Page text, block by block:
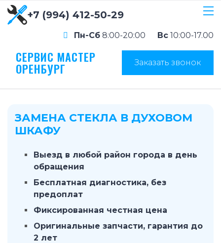
+7 (994) 412-50-29
Пн-Сб 8:00-20:00 Вс 10:00-17.00
СЕРВИС МАСТЕР
ОРЕНБУРГ Заказать звонок
ЗАМЕНА СТЕКЛА В ДУХОВОМ
ШКАФУ
Выезд в любой район города в день
обращения
Бесплатная диагностика, без
предоплат
Фиксированная честная цена
Оригинальные запчасти, гарантия до
2 лет